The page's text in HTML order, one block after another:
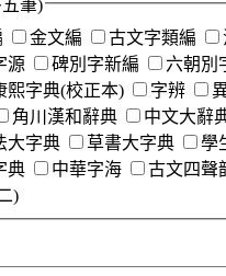
筆)
金文編 古文字類編
源 碑別字新編
六朝別
熙字典(校正本) 字辨
角川漢和辭典 中文大辭
大字典 草書大字典
學
典 中華字海 古文四聲
)